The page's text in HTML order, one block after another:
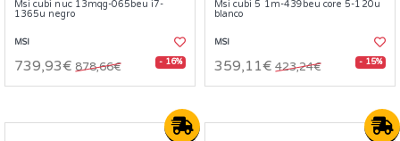
Msi cubi nuc 13mqg-065beu i7-
1365u negro
MSI
739,93€ 878,66€ - 16%
Msi cubi 5 1m-439beu core 5-120u
blanco
MSI
359,11€ 423,24€ - 15%